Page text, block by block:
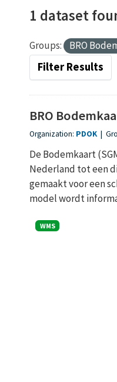
1 dataset
Groups: BRO
Filter Results
BRO
Organization: PDOK|
De Bodemkaart
Nederland tot een
gemaakt voor een
model wordt
WMS